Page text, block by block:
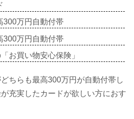
300万円自動付帯
300万円自動付帯
お買い物安心保険」
ちらも最高300万円が自動付帯し
充実したカードが欲しい方におす